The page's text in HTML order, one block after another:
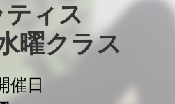
ティス
曜クラス
催日